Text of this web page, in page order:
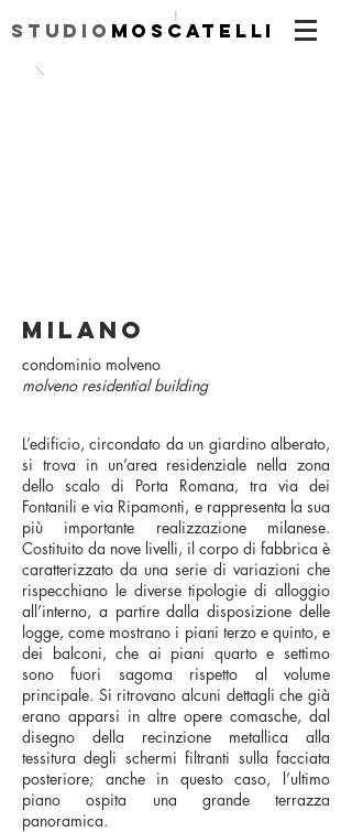
Studio Moscatelli
MILANO
condominio molveno
molveno residential building
L’edificio, circondato da un giardino alberato,
si trova in un’area residenziale nella zona
dello scalo di Porta Romana, tra via dei
Fontanili e via Ripamonti, e rappresenta la sua
più importante realizzazione milanese.
Costituito da nove livelli, il corpo di fabbrica è
caratterizzato da una serie di variazioni che
rispecchiano le diverse tipologie di alloggio
all’interno, a partire dalla disposizione delle
logge, come mostrano i piani terzo e quinto, e
dei balconi, che ai piani quarto e settimo
sono fuori sagoma rispetto al volume
principale. Si ritrovano alcuni dettagli che già
erano apparsi in altre opere comasche, dal
disegno della recinzione metallica alla
tessitura degli schermi filtranti sulla facciata
posteriore; anche in questo caso, l’ultimo
piano ospita una grande terrazza
panoramica.